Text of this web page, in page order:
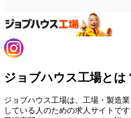
ジョブハウス工場とは
ジョブハウス工場は、工場・製造
している人のための求人サイトです